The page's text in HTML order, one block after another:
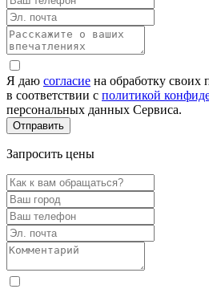
Я даю согласие на обработку своих
в соответствии с политикой
персональных данных Сервиса.
Запросить цены